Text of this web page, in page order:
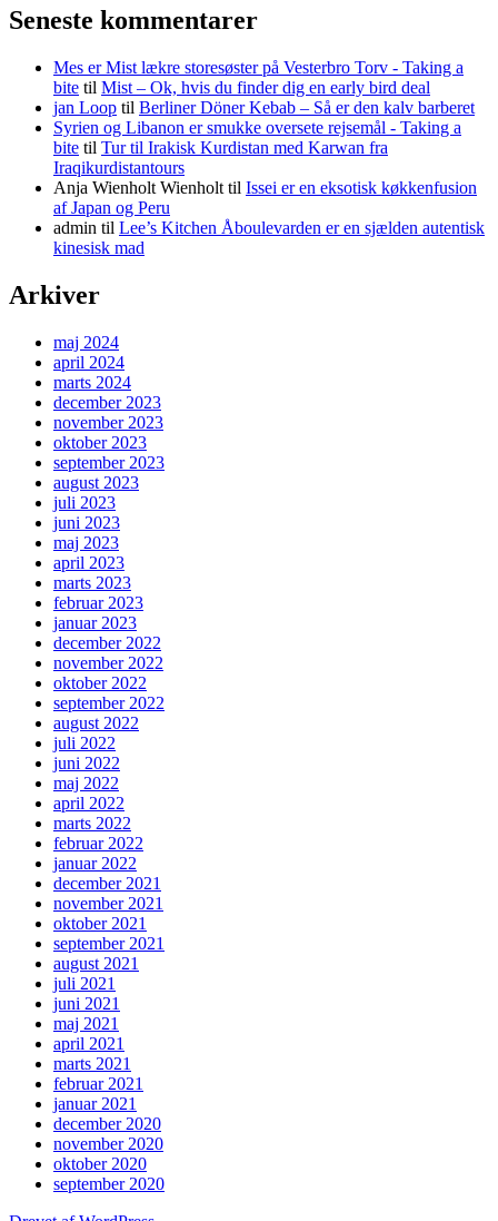
Seneste kommentarer
Mes er Mist lækre storesøster på Vesterbro Torv - Taking a
bite til Mist – Ok, hvis du finder dig en early bird deal
jan Loop til Berliner Döner Kebab – Så er den kalv barberet
Syrien og Libanon er smukke oversete rejsemål - Taking a
bite til Tur til Irakisk Kurdistan med Karwan fra
Iraqikurdistantours
Anja Wienholt Wienholt til Issei er en eksotisk køkkenfusion
af Japan og Peru
admin til Lee’s Kitchen Åboulevarden er en sjælden autentisk
kinesisk mad
Arkiver
maj 2024
april 2024
marts 2024
december 2023
november 2023
oktober 2023
september 2023
august 2023
juli 2023
juni 2023
maj 2023
april 2023
marts 2023
februar 2023
januar 2023
december 2022
november 2022
oktober 2022
september 2022
august 2022
juli 2022
juni 2022
maj 2022
april 2022
marts 2022
februar 2022
januar 2022
december 2021
november 2021
oktober 2021
september 2021
august 2021
juli 2021
juni 2021
maj 2021
april 2021
marts 2021
februar 2021
januar 2021
december 2020
november 2020
oktober 2020
september 2020